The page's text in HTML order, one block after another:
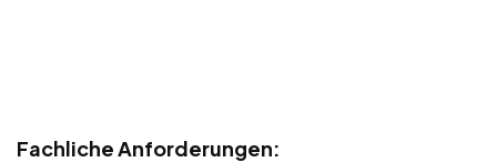
Fachliche Anforderungen: